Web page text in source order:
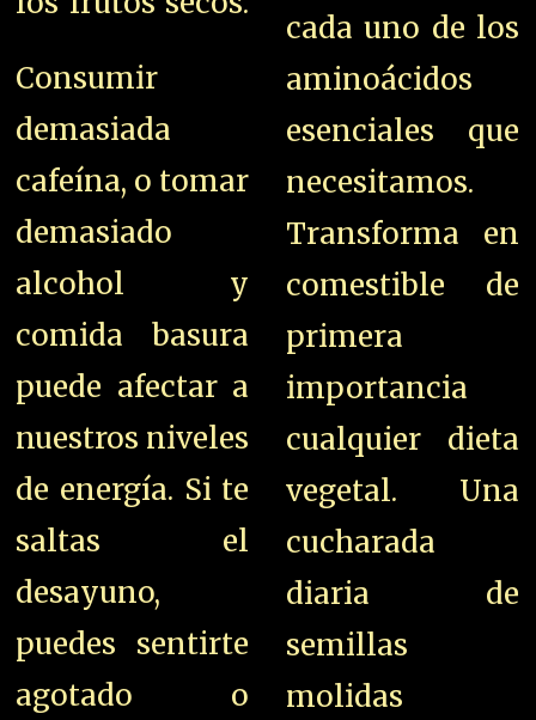
Consumir
demasiada
cafeína, o tomar
demasiado
alcohol y
comida basura
puede afectar a
nuestros niveles
de energía. Si te
saltas el
desayuno,
puedes sentirte
agotado o
cada uno de los
aminoácidos
esenciales que
necesitamos.
Transforma en
comestible de
primera
importancia
cualquier dieta
vegetal. Una
cucharada
diaria de
semillas
molidas